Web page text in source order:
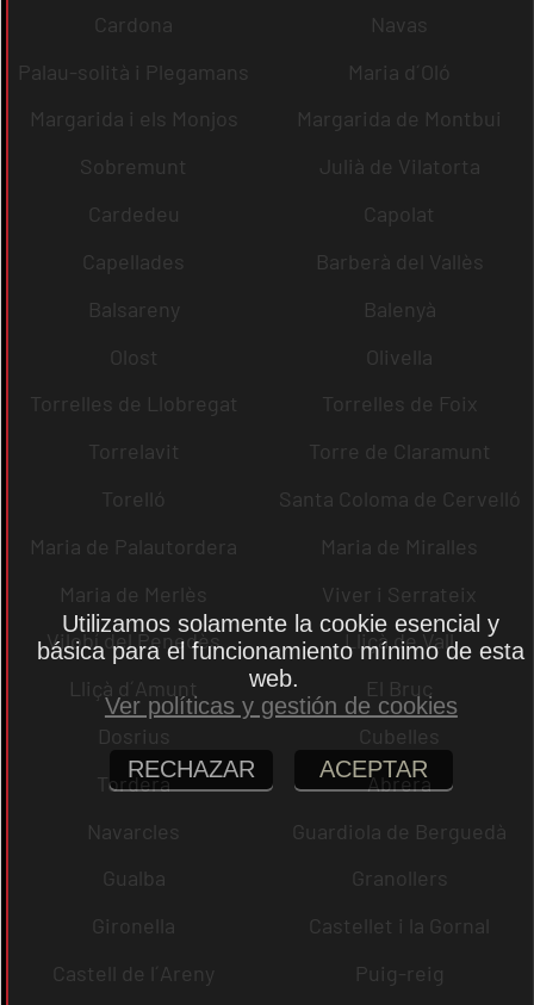
Cardona
Navas
Palau-solità i Plegamans
Maria d´Oló
Margarida i els Monjos
Margarida de Montbui
Sobremunt
Julià de Vilatorta
Cardedeu
Capolat
Capellades
Barberà del Vallès
Balsareny
Balenyà
Olost
Olivella
Torrelles de Llobregat
Torrelles de Foix
Torrelavit
Torre de Claramunt
Torelló
Santa Coloma de Cervelló
Maria de Palautordera
Maria de Miralles
Maria de Merlès
Viver i Serrateix
Vilobí del Penedès
Lliçà de Vall
Lliçà d´Amunt
El Bruc
Dosrius
Cubelles
Tordera
Abrera
Navarcles
Guardiola de Berguedà
Gualba
Granollers
Gironella
Castellet i la Gornal
Castell de l´Areny
Puig-reig
Utilizamos solamente la cookie esencial y
básica para el funcionamiento mínimo de esta
web.
Ver políticas y gestión de cookies
RECHAZAR ACEPTAR